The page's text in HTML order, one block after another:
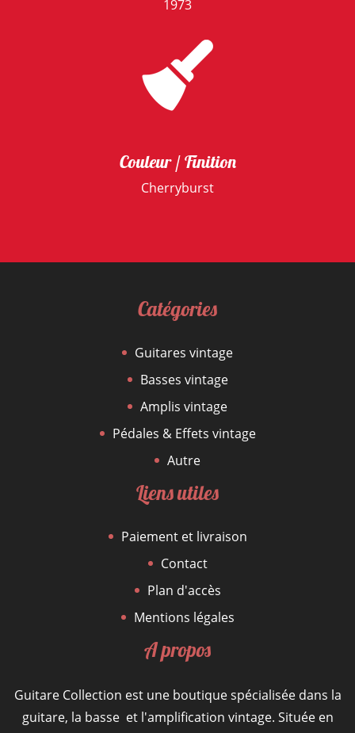
1973
Couleur / Finition
Cherryburst
Catégories
Guitares vintage
Basses vintage
Amplis vintage
Pédales & Effets vintage
Autre
Liens utiles
Paiement et livraison
Contact
Plan d'accès
Mentions légales
A propos
Guitare Collection est une boutique spécialisée dans la
guitare, la basse et l'amplification vintage. Située en